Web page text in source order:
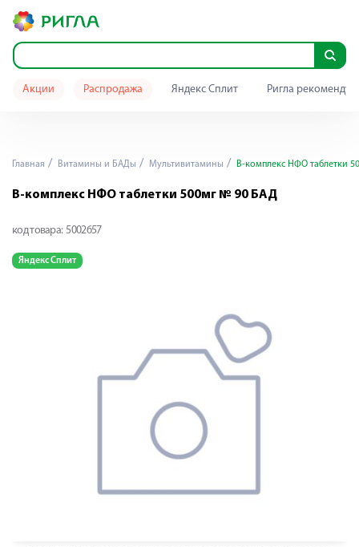
Акции Распродажа Яндекс Сплит Ригла
Главная Витамины и БАДы Мультивитамины B-комплекс НФО таблетки
B-комплекс НФО таблетки 500мг № 90 БАД
код товара: 5002657
Яндекс Сплит